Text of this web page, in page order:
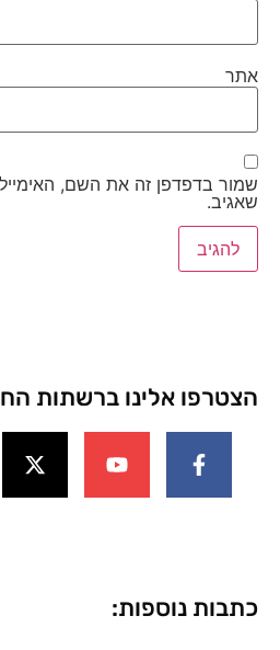
אתר
שמור בדפדפן זה את השם,
שאגיב.
הצטרפו אלינו ברשתות
כתבות נוספות: